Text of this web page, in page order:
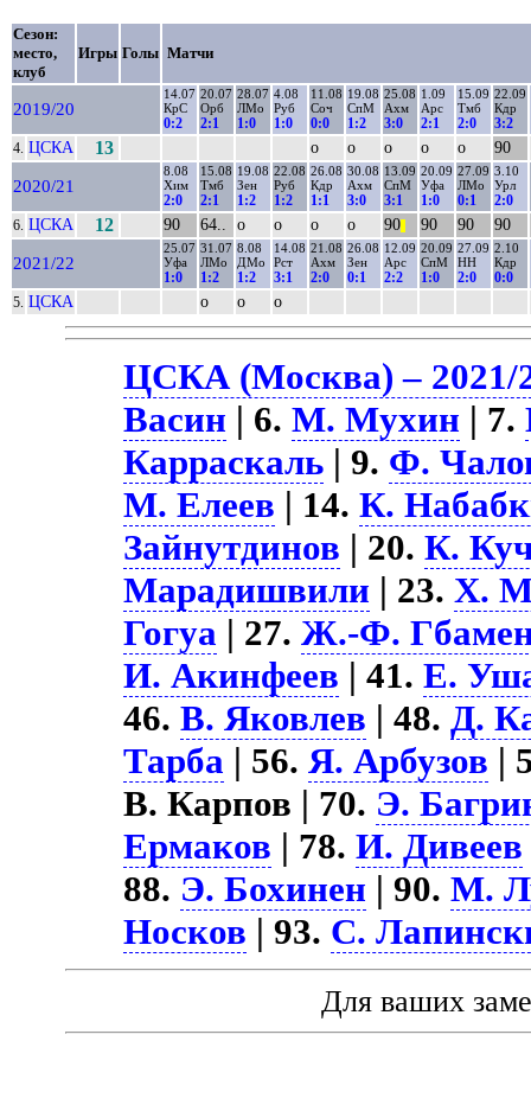
Сезон:
место,
клуб
Игры Голы Матчи
2019/20
14.07
КрС
0:2
20.07
Орб
2:1
28.07
ЛМо
1:0
4.08
Руб
1:0
11.08
Соч
0:0
19.08
СпМ
1:2
25.08
Ахм
3:0
1.09
Арс
2:1
15.09
Тмб
2:0
22.09
Кдр
3:2
4. ЦСКА 13 о о о о о 90
2020/21
8.08
Хим
2:0
15.08
Тмб
2:1
19.08
Зен
1:2
22.08
Руб
1:2
26.08
Кдр
1:1
30.08
Ахм
3:0
13.09
СпМ
3:1
20.09
Уфа
1:0
27.09
ЛМо
0:1
3.10
Урл
2:0
6. ЦСКА 12 90 64.. о о о о 90 90 90 90
2021/22
25.07
Уфа
1:0
31.07
ЛМо
1:2
8.08
ДМо
1:2
14.08
Рст
3:1
21.08
Ахм
2:0
26.08
Зен
0:1
12.09
Арс
2:2
20.09
СпМ
1:0
27.09
НН
2:0
2.10
Кдр
0:0
5. ЦСКА о о о
ЦСКА (Москва) – 2021/
Васин | 6.М. Мухин | 7.
Карраскаль | 9. Ф.
М. Елеев | 14.К.
Зайнутдинов | 20.К.
Марадишвили | 23.Х.
Гогуа | 27.Ж.-Ф.
И. Акинфеев | 41.Е.
46.В. Яковлев | 48.Д.
Тарба | 56.Я. Арбузов |
В. Карпов | 70. Э.
Ермаков | 78.И. Дивеев
88. Э. Бохинен | 90.М.
Носков | 93. С.
Для ваших